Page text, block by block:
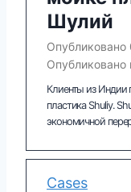
Шулий
Опубликовано
Опубликовано
Клиенты из Индии
пластика Shuliy.
экономичной
Cases